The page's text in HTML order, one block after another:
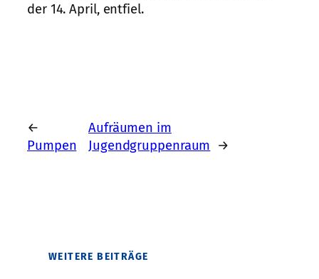
der 14. April, entfiel.
←
Pumpen
Aufräumen im
Jugendgruppenraum →
WEITERE BEITRÄGE